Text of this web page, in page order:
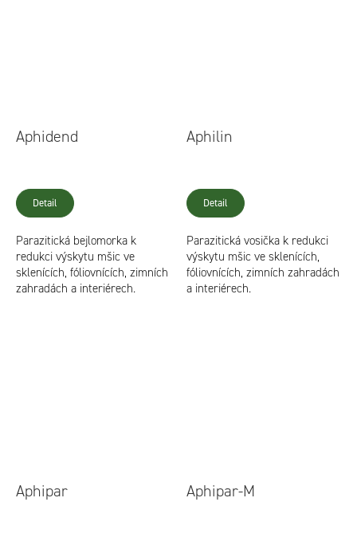
Aphidend
Detail
Parazitická bejlomorka k
redukci výskytu mšic ve
sklenících, fóliovnících, zimních
zahradách a interiérech.
Aphilin
Detail
Parazitická vosička k redukci
výskytu mšic ve sklenících,
fóliovnících, zimních zahradách
a interiérech.
Aphipar Aphipar-M